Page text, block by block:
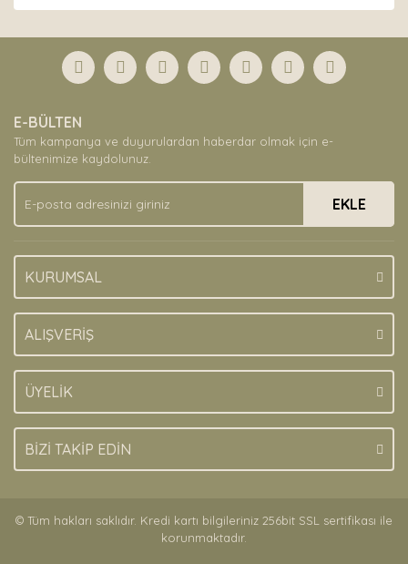
Yorum Yaz
formunu kullanarak tarafımıza iletebilirsiniz.
Görüş ve önerileriniz için teşekkür ederiz.
Ürün açıklamasında eksik bilgiler bulunuyor.
Ürün bilgilerinde hatalar bulunuyor.
Ürün fiyatı diğer sitelerden daha pahalı.
Bu ürüne benzer farklı alternatifler olmalı.
E-BÜLTEN
Tüm kampanya ve duyurulardan haberdar olmak için e-
bültenimize kaydolunuz.
EKLE
KURUMSAL
ALIŞVERİŞ
ÜYELİK
BİZİ TAKİP EDİN
© Tüm hakları saklıdır. Kredi kartı bilgileriniz 256bit SSL sertifikası ile
korunmaktadır.